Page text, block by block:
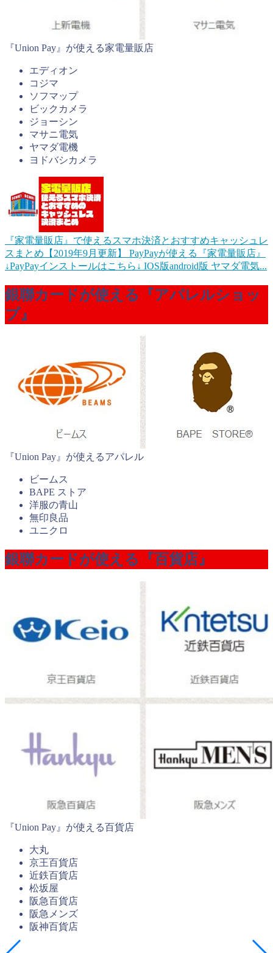
『Union Pay』が使える家電量販店
エディオン
コジマ
ソフマップ
ビックカメラ
ジョーシン
マサニ電気
ヤマダ電機
ヨドバシカメラ
『家電量販店』で使えるスマホ決済とおすすめキャッシュレ
スまとめ【2019年9月更新】
PayPayが使える『家電量販店』
↓PayPayインストールはこちら↓ IOS版android版 ヤマダ電気...
銀聯カードが使える『アパレルショッ
プ』
『Union Pay』が使えるアパレル
ビームス
BAPE ストア
洋服の青山
無印良品
ユニクロ
銀聯カードが使える『百貨店』
『Union Pay』が使える百貨店
大丸
京王百貨店
近鉄百貨店
松坂屋
阪急百貨店
阪急メンズ
阪神百貨店